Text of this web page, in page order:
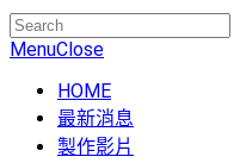
MenuClose
HOME
最新消息
製作影片